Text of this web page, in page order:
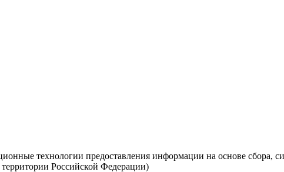
технологии предоставления информации на основе сбора,
Российской Федерации)